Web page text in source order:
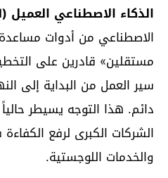
الذكاء الاصطناعي العميل (Agentic AI)
مستقلين» قادرين على
سير العمل من البداية إلى
دائم. هذا التوجه يسيطر
الشركات الكبرى لرفع
والخدمات اللوجستية.